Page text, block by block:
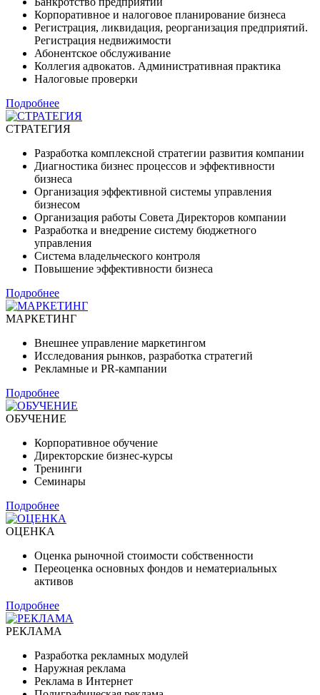
Корпоративное и налоговое планирование бизнеса
Регистрация, ликвидация, реорганизация предприятий.
Регистрация недвижимости
Абонентское обслуживание
Коллегия адвокатов. Административная практика
Налоговые проверки
Подробнее
СТРАТЕГИЯ
Разработка комплексной стратегии развития компании
Диагностика бизнес процессов и эффективности
бизнеса
Организация эффективной системы управления
бизнесом
Организация работы Совета Директоров компании
Разработка и внедрение систему бюджетного
управления
Система владельческого контроля
Повышение эффективности бизнеса
Подробнее
МАРКЕТИНГ
Внешнее управление маркетингом
Исследования рынков, разработка стратегий
Рекламные и PR-кампании
Подробнее
ОБУЧЕНИЕ
Корпоративное обучение
Директорские бизнес-курсы
Тренинги
Семинары
Подробнее
ОЦЕНКА
Оценка рыночной стоимости собственности
Переоценка основных фондов и нематериальных
активов
Подробнее
РЕКЛАМА
Разработка рекламных модулей
Наружная реклама
Реклама в Интернет